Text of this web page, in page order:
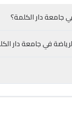
جامعة دار الكلمة؟
في جامعة دار